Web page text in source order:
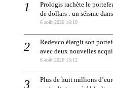
Prologis rachète le
de dollars : un séisme
6 août 2026 16:19
Redevco élargit son
avec deux nouvelles
6 août 2026 15:12
Plus de huit millions